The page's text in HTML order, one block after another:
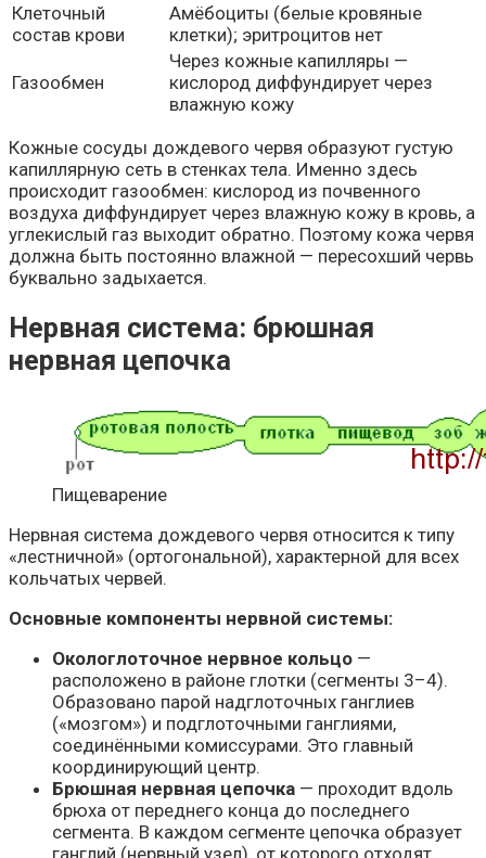
Клеточный
состав крови
Амёбоциты (белые кровяные
клетки); эритроцитов нет
Газообмен
Через кожные капилляры —
кислород диффундирует через
влажную кожу
Кожные сосуды дождевого червя образуют густую
капиллярную сеть в стенках тела. Именно здесь
происходит газообмен: кислород из почвенного
воздуха диффундирует через влажную кожу в кровь, а
углекислый газ выходит обратно. Поэтому кожа червя
должна быть постоянно влажной — пересохший червь
буквально задыхается.
Нервная система: брюшная
нервная цепочка
Пищеварение
Нервная система дождевого червя относится к типу
«лестничной» (ортогональной), характерной для всех
кольчатых червей.
Основные компоненты нервной системы:
Окологлоточное нервное кольцо —
расположено в районе глотки (сегменты 3–4).
Образовано парой надглоточных ганглиев
(«мозгом») и подглоточными ганглиями,
соединёнными комиссурами. Это главный
координирующий центр.
Брюшная нервная цепочка — проходит вдоль
брюха от переднего конца до последнего
сегмента. В каждом сегменте цепочка образует